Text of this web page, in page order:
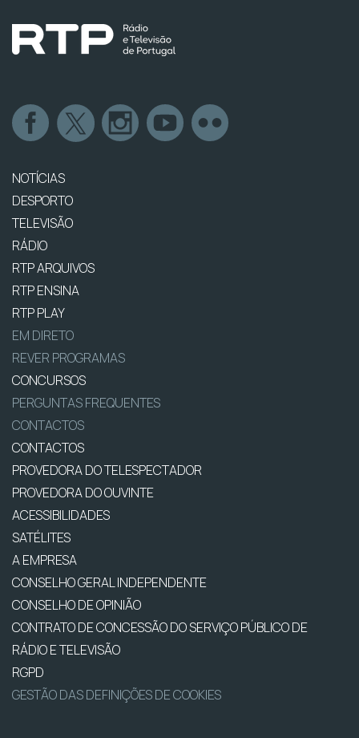
NOTÍCIAS
DESPORTO
TELEVISÃO
RÁDIO
RTP ARQUIVOS
RTP ENSINA
RTP PLAY
EM DIRETO
REVER PROGRAMAS
CONCURSOS
PERGUNTAS FREQUENTES
CONTACTOS
CONTACTOS
PROVEDORA DO TELESPECTADOR
PROVEDORA DO OUVINTE
ACESSIBILIDADES
SATÉLITES
A EMPRESA
CONSELHO GERAL INDEPENDENTE
CONSELHO DE OPINIÃO
CONTRATO DE CONCESSÃO DO SERVIÇO PÚBLICO DE
RÁDIO E TELEVISÃO
RGPD
GESTÃO DAS DEFINIÇÕES DE COOKIES